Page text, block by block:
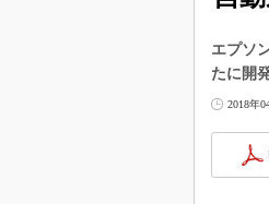
エプソ
たに開
2018年